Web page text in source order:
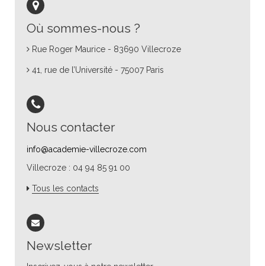
Où sommes-nous ?
Rue Roger Maurice - 83690 Villecroze
41, rue de l’Université - 75007 Paris
Nous contacter
info@academie-villecroze.com
Villecroze : 04 94 85 91 00
Tous les contacts
Newsletter